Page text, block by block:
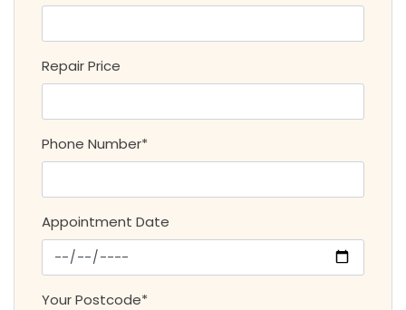
Repair Price
Phone Number*
Appointment Date
Your Postcode*